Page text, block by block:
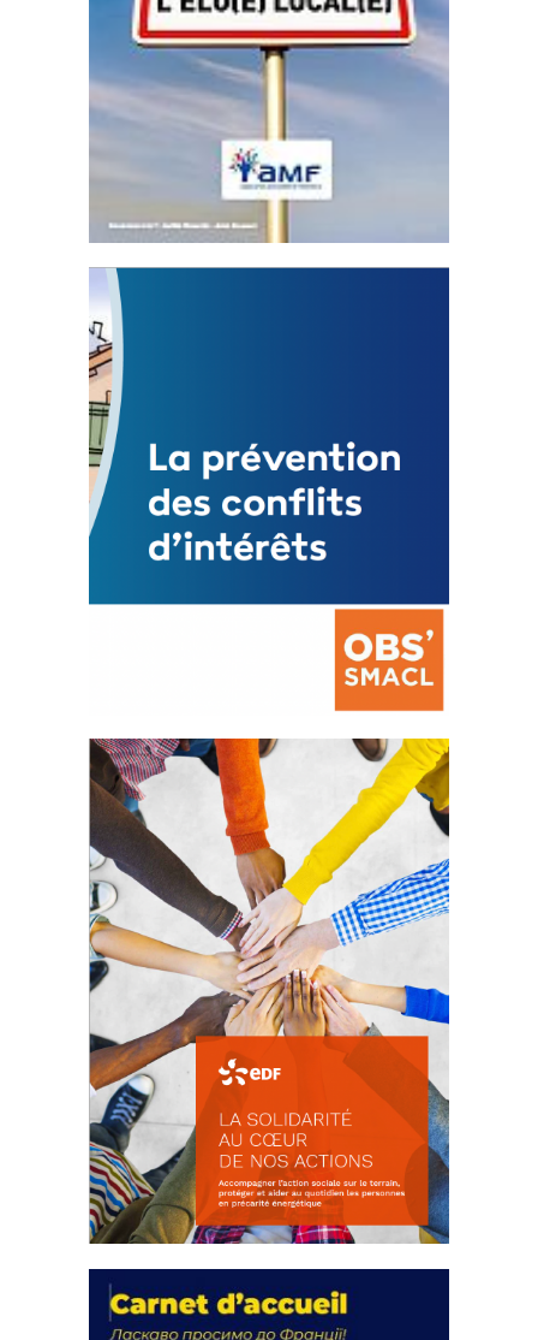
Statut de l’élu local
3 avril 2024
Mise à jour avril 2024
FEUILLETER
La prévention des conflits
d’intérêts
18 septembre 2023
FEUILLETER
actions
18 septembre 2023